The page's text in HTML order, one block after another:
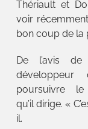
Thériault et
voir
bon coup de la
De l’avis de
poursuivre
qu’il dirige. «
il.